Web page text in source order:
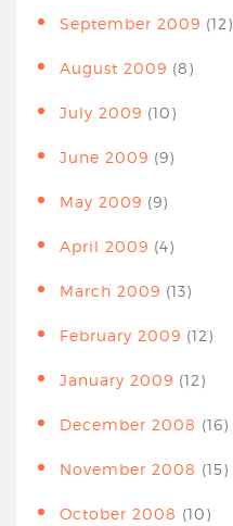
September 2009 (12)
August 2009 (8)
July 2009 (10)
June 2009 (9)
May 2009 (9)
April 2009 (4)
March 2009 (13)
February 2009 (12)
January 2009 (12)
December 2008 (16)
November 2008 (15)
October 2008 (10)